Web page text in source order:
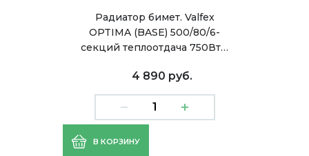
Радиатор бимет. Valfex
OPTIMA (BASE) 500/80/6-
секций теплоотдача 750Вт…
4 890 руб.
В КОРЗИНУ